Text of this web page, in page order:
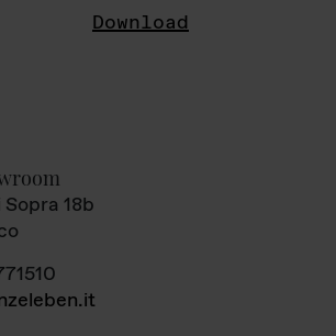
Download
18b